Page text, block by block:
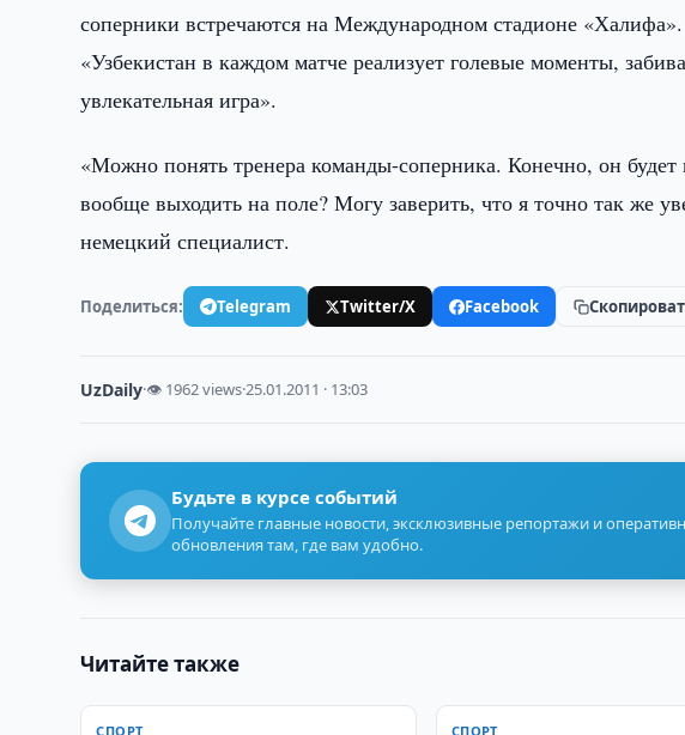
соперники встречаются на Международном стадионе «Халифа».
«Узбекистан в каждом матче реализует голевые моменты,
увлекательная игра».
«Можно понять тренера команды-соперника. Конечно, он будет
вообще выходить на поле? Могу заверить, что я точно так же
немецкий специалист.
Поделиться: Telegram Twitter/X Facebook
UzDaily·👁 1962 views·25.01.2011 · 13:03
Будьте в курсе событий
Получайте главные новости, эксклюзивные репортажи и
обновления там, где вам удобно.
Читайте также
СПОРТ СПОРТ